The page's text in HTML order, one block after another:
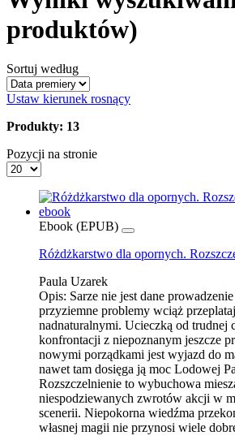
produktów)
Sortuj według
Ustaw kierunek rosnący
Produkty: 13
Pozycji na stronie
Ebook (EPUB)
Różdżkarstwo dla opornych.
Paula Uzarek
Opis: Sarze nie jest dane
przyziemne problemy wciąż
nadnaturalnymi. Ucieczką od trudnej
konfrontacji z niepoznanym jeszcze
nowymi porządkami jest wyjazd do
nawet tam dosięga ją moc Lodowej
Rozszczelnienie to wybuchowa
niespodziewanych zwrotów akcji w
scenerii. Niepokorna wiedźma
własnej magii nie przynosi wiele